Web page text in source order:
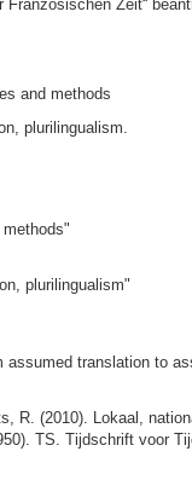
Zeit“
and methods
plurilingualism.
plurilingualism"
translation to
R. (2010). Lokaal,
TS. Tijdschrift voor